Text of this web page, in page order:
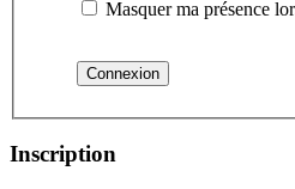
Masquer ma présence
Inscription